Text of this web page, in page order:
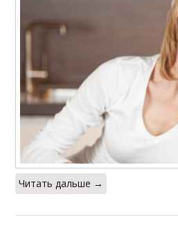
Читать дальше →